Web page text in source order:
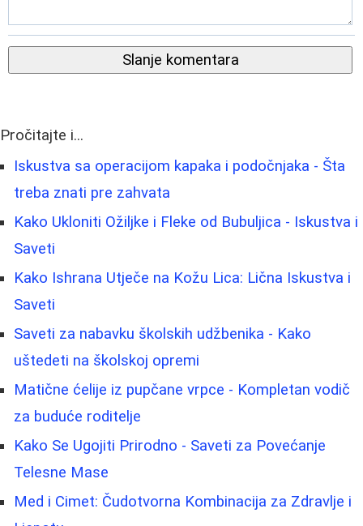
Slanje komentara
Pročitajte i...
Iskustva sa operacijom kapaka i podočnjaka - Šta
treba znati pre zahvata
Kako Ukloniti Ožiljke i Fleke od Bubuljica - Iskustva i
Saveti
Kako Ishrana Utječe na Kožu Lica: Lična Iskustva i
Saveti
Saveti za nabavku školskih udžbenika - Kako
uštedeti na školskoj opremi
Matične ćelije iz pupčane vrpce - Kompletan vodič
za buduće roditelje
Kako Se Ugojiti Prirodno - Saveti za Povećanje
Telesne Mase
Med i Cimet: Čudotvorna Kombinacija za Zdravlje i